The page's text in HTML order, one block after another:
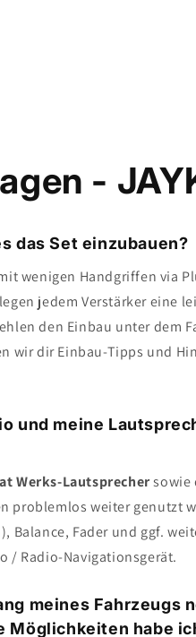
-
das Set einzubauen?
wenigen Handgriffen via
jedem Verstärker eine
den Einbau unter dem
wir dir Einbau-Tipps und
und meine
Werks-Lautsprechersowie
problemlos weiter genutzt
Balance, Fader und ggf.
/ Radio-Navigationsgerät.
meines Fahrzeugs
Möglichkeiten habe